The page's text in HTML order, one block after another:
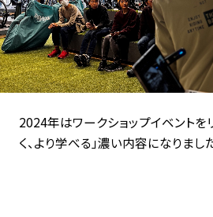
2024年はワークショップイベントを
く、より学べる」濃い内容になりまし